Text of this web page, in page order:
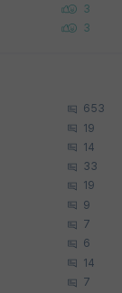
3
3
653
19
14
33
19
9
7
6
14
7